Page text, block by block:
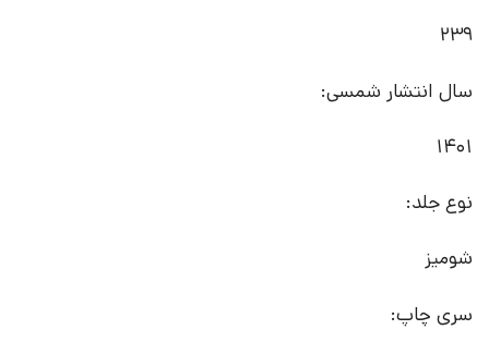
239
سال انتشار شمسی:
1401
نوع جلد:
شومیز
سری چاپ: